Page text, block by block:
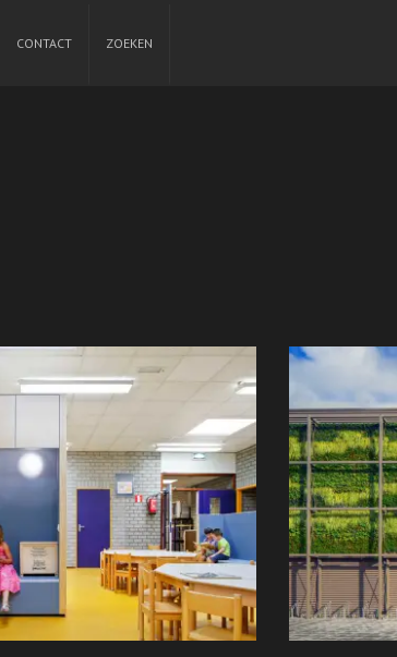
CONTACT ZOEKEN